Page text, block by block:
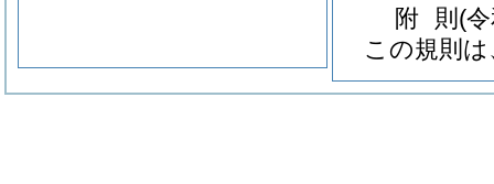
附 則 (
この規則